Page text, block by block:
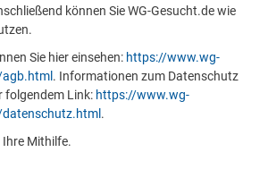
können Sie WG-Gesucht.de wie
Sie hier einsehen: https://www.wg-
. Informationen zum Datenschutz
folgendem Link: https://www.wg-
.
Ihre Mithilfe.